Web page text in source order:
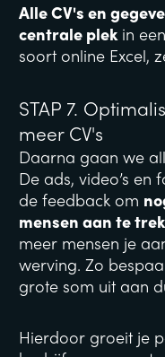
Alle CV's en
centrale plek in
soort online Excel,
STAP 7.
meer CV's
Daarna gaan we
De ads, video’s en
de feedback om
mensen aan te
meer mensen je
werving. Zo
grote som uit aan
Hierdoor groeit je